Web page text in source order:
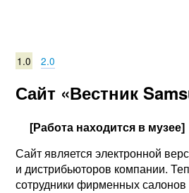
1.0 2.0
Сайт «Вестник
[Работа находится в музее]
Сайт является электронной
и дистрибьюторов компании.
сотрудники фирменных